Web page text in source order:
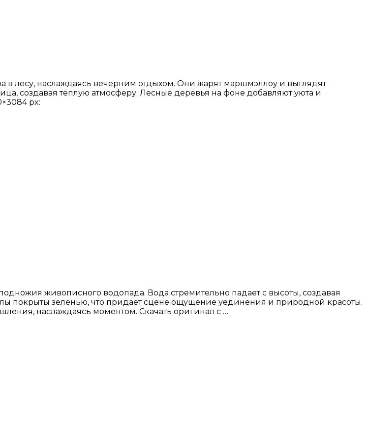
в лесу, наслаждаясь вечерним отдыхом. Они жарят маршмэллоу и выглядят
создавая тёплую атмосферу. Лесные деревья на фоне добавляют уюта и
px:
живописного водопада. Вода стремительно падает с высоты, создавая
покрыты зеленью, что придает сцене ощущение уединения и природной красоты.
наслаждаясь моментом. Скачать оригинал с …